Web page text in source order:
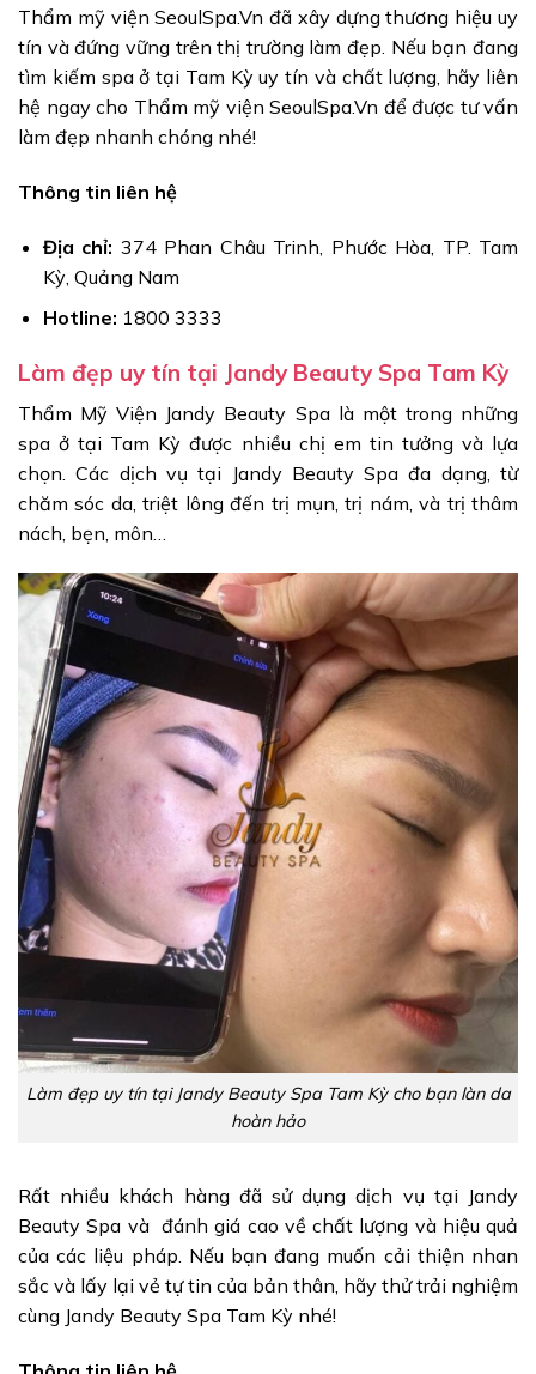
Thẩm mỹ viện SeoulSpa.Vn đã xây dựng thương hiệu uy
tín và đứng vững trên thị trường làm đẹp. Nếu bạn đang
tìm kiếm spa ở tại Tam Kỳ uy tín và chất lượng, hãy liên
hệ ngay cho Thẩm mỹ viện SeoulSpa.Vn để được tư vấn
làm đẹp nhanh chóng nhé!
Thông tin liên hệ
Địa chỉ: 374 Phan Châu Trinh, Phước Hòa, TP. Tam
Kỳ, Quảng Nam
Hotline: 1800 3333
Làm đẹp uy tín tại Jandy Beauty Spa Tam Kỳ
Thẩm Mỹ Viện Jandy Beauty Spa là một trong những
spa ở tại Tam Kỳ được nhiều chị em tin tưởng và lựa
chọn. Các dịch vụ tại Jandy Beauty Spa đa dạng, từ
chăm sóc da, triệt lông đến trị mụn, trị nám, và trị thâm
nách, bẹn, môn…
Làm đẹp uy tín tại Jandy Beauty Spa Tam Kỳ cho bạn làn da
hoàn hảo
Rất nhiều khách hàng đã sử dụng dịch vụ tại Jandy
Beauty Spa và đánh giá cao về chất lượng và hiệu quả
của các liệu pháp. Nếu bạn đang muốn cải thiện nhan
sắc và lấy lại vẻ tự tin của bản thân, hãy thử trải nghiệm
cùng Jandy Beauty Spa Tam Kỳ nhé!